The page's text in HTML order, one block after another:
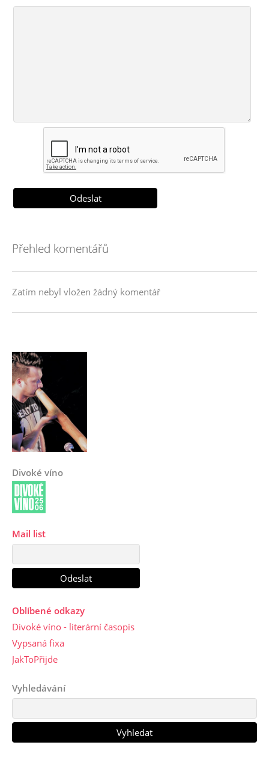
Přehled komentářů
Zatím nebyl vložen žádný komentář
Divoké víno
Mail list
Oblíbené odkazy
Divoké víno - literární časopis
Vypsaná fixa
JakToPřijde
Vyhledávání